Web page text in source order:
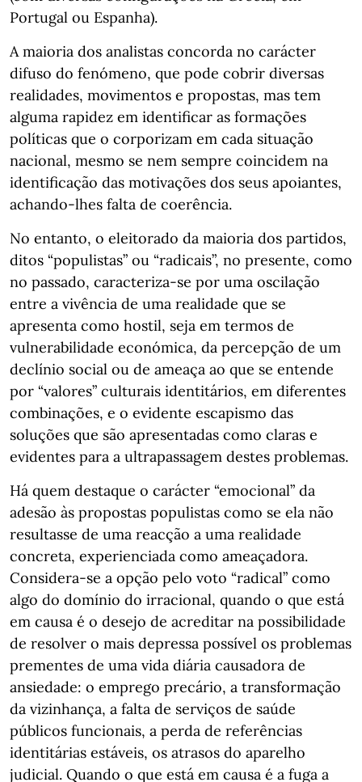
Portugal ou Espanha).
A maioria dos analistas concorda no carácter
difuso do fenómeno, que pode cobrir diversas
realidades, movimentos e propostas, mas tem
alguma rapidez em identificar as formações
políticas que o corporizam em cada situação
nacional, mesmo se nem sempre coincidem na
identificação das motivações dos seus apoiantes,
achando-lhes falta de coerência.
No entanto, o eleitorado da maioria dos partidos,
ditos “populistas” ou “radicais”, no presente, como
no passado, caracteriza-se por uma oscilação
entre a vivência de uma realidade que se
apresenta como hostil, seja em termos de
vulnerabilidade económica, da percepção de um
declínio social ou de ameaça ao que se entende
por “valores” culturais identitários, em diferentes
combinações, e o evidente escapismo das
soluções que são apresentadas como claras e
evidentes para a ultrapassagem destes problemas.
Há quem destaque o carácter “emocional” da
adesão às propostas populistas como se ela não
resultasse de uma reacção a uma realidade
concreta, experienciada como ameaçadora.
Considera-se a opção pelo voto “radical” como
algo do domínio do irracional, quando o que está
em causa é o desejo de acreditar na possibilidade
de resolver o mais depressa possível os problemas
prementes de uma vida diária causadora de
ansiedade: o emprego precário, a transformação
da vizinhança, a falta de serviços de saúde
públicos funcionais, a perda de referências
identitárias estáveis, os atrasos do aparelho
judicial. Quando o que está em causa é a fuga a